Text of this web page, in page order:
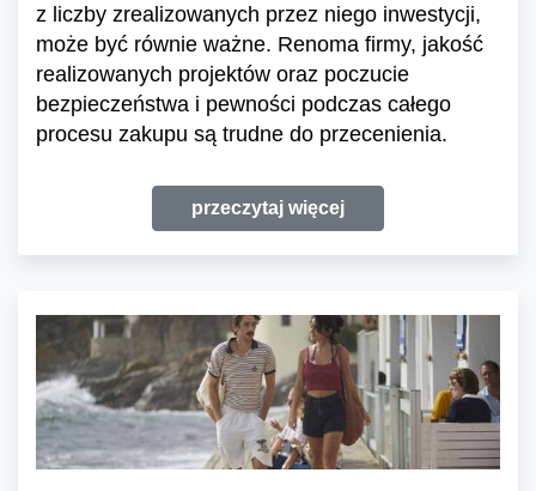
z liczby zrealizowanych przez niego inwestycji,
może być równie ważne. Renoma firmy, jakość
realizowanych projektów oraz poczucie
bezpieczeństwa i pewności podczas całego
procesu zakupu są trudne do przecenienia.
przeczytaj więcej